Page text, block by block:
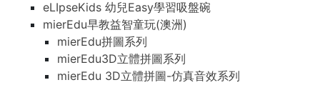
eLIpseKids 幼兒Easy學習吸盤碗
mierEdu早教益智童玩(澳洲)
mierEdu拼圖系列
mierEdu3D立體拼圖系列
mierEdu 3D立體拼圖-仿真音效系列